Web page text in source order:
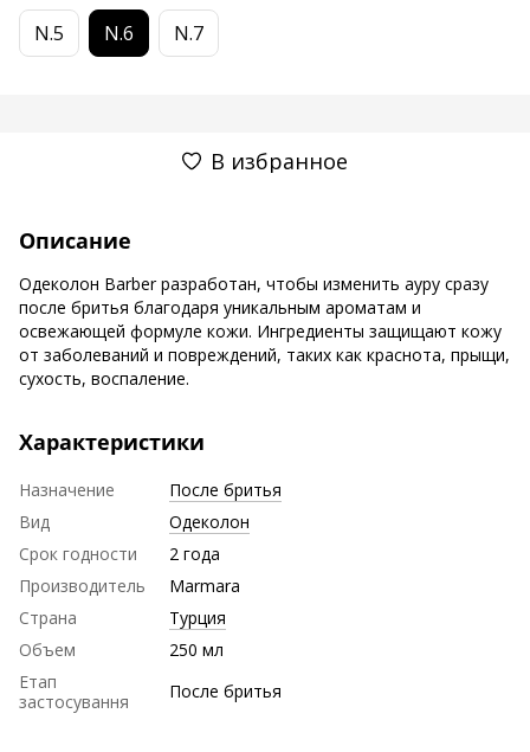
N.5 N.6 N.7
В избранное
Описание
Одеколон Barber разработан, чтобы изменить ауру сразу
после бритья благодаря уникальным ароматам и
освежающей формуле кожи. Ингредиенты защищают кожу
от заболеваний и повреждений, таких как краснота, прыщи,
сухость, воспаление.
Характеристики
Назначение
После бритья
Вид
Одеколон
Срок годности
2 года
Производитель
Marmara
Страна
Турция
Объем
250 мл
Етап
застосування
После бритья